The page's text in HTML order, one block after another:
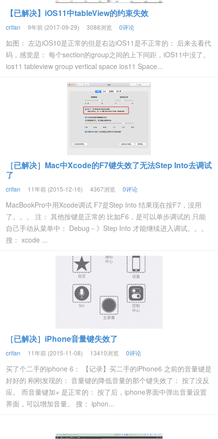
【已解决】iOS11中tableView的约束失效
crifan 9年前 (2017-09-29) 3088浏览 0评论
如图： 左边iOS10是正常的但是右边iOS11是不正常的： 后来去看代
码，感觉是： 每个section的group之间的上下间距，iOS11中没了。
ios11 tableview group vertical space ios11 Space...
［已解决］Mac中Xcode的F7键失效了无法Step Into去调试
了
crifan 11年前 (2015-12-16) 4367浏览 0评论
MacBookPro中用Xcode调试 F7是Step Into 结果现在按F7，没用
了。。。 注： 其他按键是正常的 比如F6，是可以单步调试的 只能
自己手动从菜单中： Debug－》Step Into 才能继续进入调试。。。
搜： xcode ...
［已解决］iPhone音量键失效了
crifan 11年前 (2015-11-08) 13410浏览 0评论
买了个二手的iphone 6： 【记录】买二手的iPhone6 之前的音量键是
好好的 刚刚发现的： 音量键的降低音量的那个键失效了： 按了没反
应。 而音量键加+ 是正常的： 按了后，iphone界面中弹出音量设置
界面，可以增加音量。 搜： iphon...